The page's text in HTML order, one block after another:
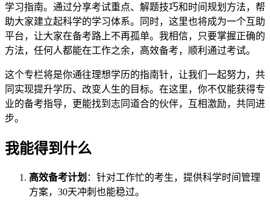
学习指南。通过分享考试重点、解题技巧和时间规划方法，帮
助大家建立起科学的学习体系。同时，这里也将成为一个互助
平台，让大家在备考路上不再孤单。我相信，只要掌握正确的
方法，任何人都能在工作之余，高效备考，顺利通过考试。
这个专栏将是你通往理想学历的指南针，让我们一起努力，共
同实现提升学历、改变人生的目标。在这里，你不仅能获得专
业的备考指导，更能找到志同道合的伙伴，互相激励，共同进
步。
我能得到什么
高效备考计划 ：针对工作忙的考生，提供科学时间管理
方案，30天冲刺也能稳过。